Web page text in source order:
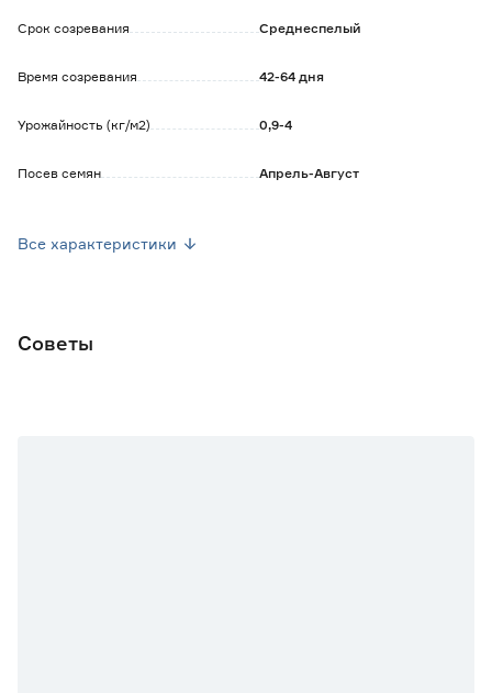
Срок созревания Среднеспелый
Время созревания 42-64 дня
Урожайность (кг/м2) 0,9-4
Посев семян Апрель-Август
Все характеристики
Советы